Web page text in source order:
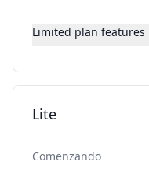
Limited plan features
Lite
Comenzando